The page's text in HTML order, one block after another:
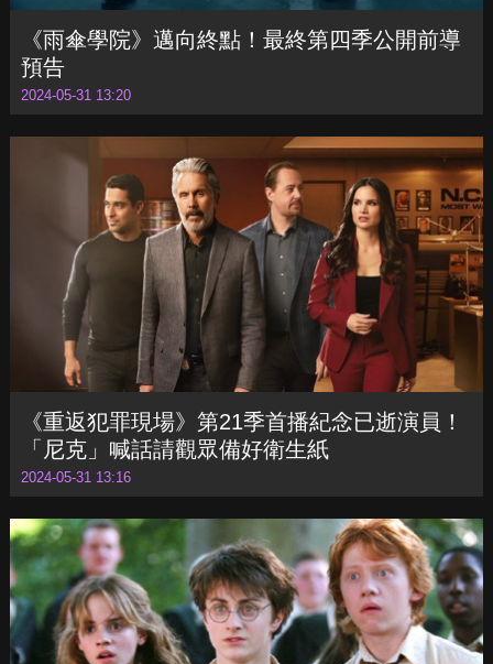
《雨傘學院》邁向終點！最終第四季公開前導
2024-05-31 13:20
《重返犯罪現場》第21季首播紀念已逝演員！
「尼克」喊話請觀眾備好衛生紙
2024-05-31 13:16